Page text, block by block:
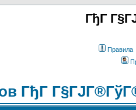
ГђГ
Правила
ГђГ